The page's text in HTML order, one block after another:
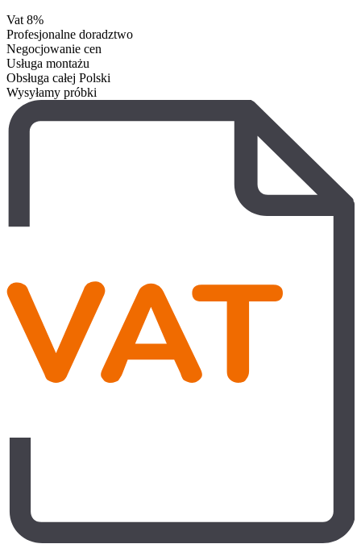
Vat 8%
Profesjonalne doradztwo
Negocjowanie cen
Usługa montażu
Obsługa całej Polski
Wysyłamy próbki